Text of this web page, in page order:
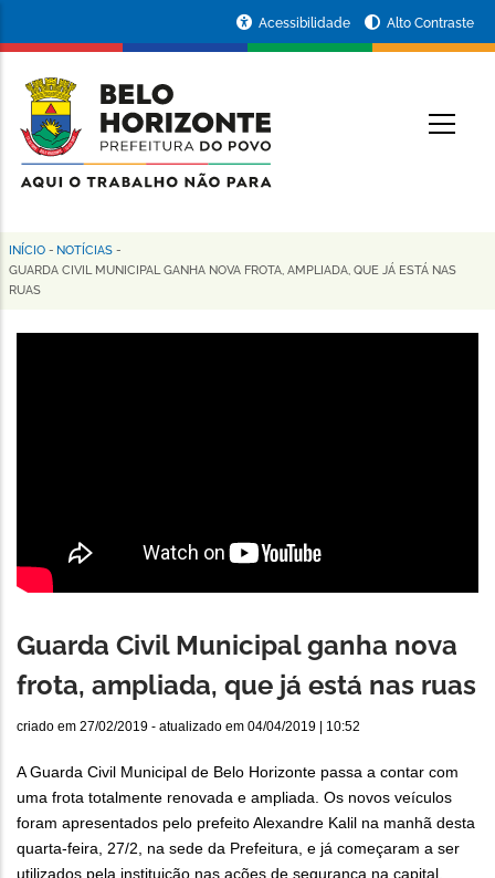
conteúdo
principal
da
Prefeitura
de
Horizonte
Acessibilidade Alto Contraste
Trilha
de
navegação
INÍCIO - NOTÍCIAS -
GUARDA CIVIL MUNICIPAL GANHA NOVA FROTA, AMPLIADA, QUE JÁ ESTÁ NAS
RUAS
Guarda Civil Municipal ganha nova
frota, ampliada, que já está nas ruas
criado em 27/02/2019 - atualizado em 04/04/2019 | 10:52
A Guarda Civil Municipal de Belo Horizonte passa a contar com
uma frota totalmente renovada e ampliada. Os novos veículos
foram apresentados pelo prefeito Alexandre Kalil na manhã desta
quarta-feira, 27/2, na sede da Prefeitura, e já começaram a ser
utilizados pela instituição nas ações de segurança na capital.